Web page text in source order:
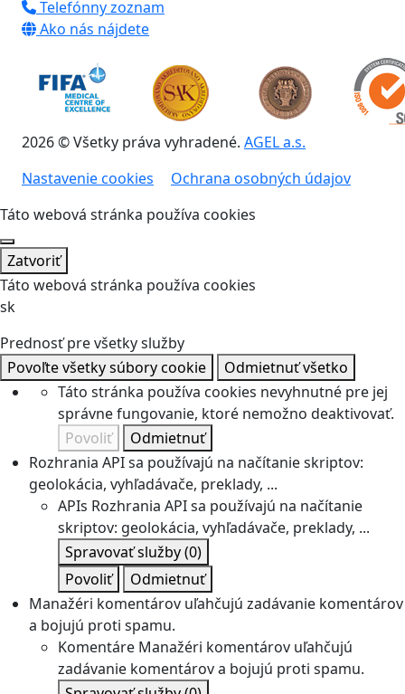
Telefónny zoznam
Ako nás nájdete
2026 © Všetky práva vyhradené. AGEL a.s.
Nastavenie cookies
Ochrana osobných údajov
Táto webová stránka používa cookies
Zatvoriť
Táto webová stránka používa cookies
sk
Prednosť pre všetky služby
Povoľte všetky súbory cookie
Odmietnuť všetko
Táto stránka používa cookies nevyhnutné pre jej
správne fungovanie, ktoré nemožno deaktivovať.
Povoliť
Odmietnuť
Rozhrania API sa používajú na načítanie skriptov:
geolokácia, vyhľadávače, preklady, ...
APIs Rozhrania API sa používajú na načítanie
skriptov: geolokácia, vyhľadávače, preklady, ...
Spravovať služby(0)
Povoliť
Odmietnuť
Manažéri komentárov uľahčujú zadávanie komentárov
a bojujú proti spamu.
Komentáre Manažéri komentárov uľahčujú
zadávanie komentárov a bojujú proti spamu.